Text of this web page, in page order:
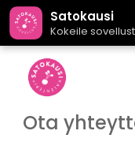
Satokausi
Kokeile
Ota
Ota